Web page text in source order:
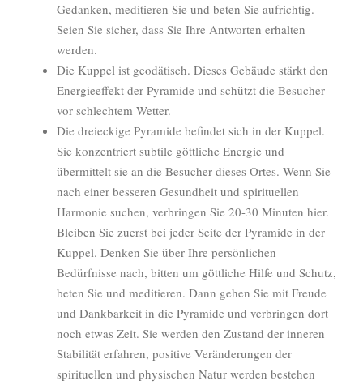
Gedanken, meditieren Sie und beten Sie aufrichtig.
Seien Sie sicher, dass Sie Ihre Antworten erhalten
werden.
Die Kuppel ist geodätisch. Dieses Gebäude stärkt den
Energieeffekt der Pyramide und schützt die Besucher
vor schlechtem Wetter.
Die dreieckige Pyramide befindet sich in der Kuppel.
Sie konzentriert subtile göttliche Energie und
übermittelt sie an die Besucher dieses Ortes. Wenn Sie
nach einer besseren Gesundheit und spirituellen
Harmonie suchen, verbringen Sie 20-30 Minuten hier.
Bleiben Sie zuerst bei jeder Seite der Pyramide in der
Kuppel. Denken Sie über Ihre persönlichen
Bedürfnisse nach, bitten um göttliche Hilfe und Schutz,
beten Sie und meditieren. Dann gehen Sie mit Freude
und Dankbarkeit in die Pyramide und verbringen dort
noch etwas Zeit. Sie werden den Zustand der inneren
Stabilität erfahren, positive Veränderungen der
spirituellen und physischen Natur werden bestehen